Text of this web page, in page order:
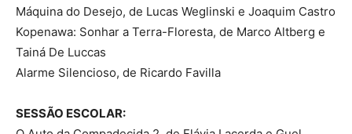
Máquina do Desejo, de Lucas Weglinski e Joaquim Castro
Kopenawa: Sonhar a Terra-Floresta, de Marco Altberg e
Tainá De Luccas
Alarme Silencioso, de Ricardo Favilla
SESSÃO ESCOLAR: